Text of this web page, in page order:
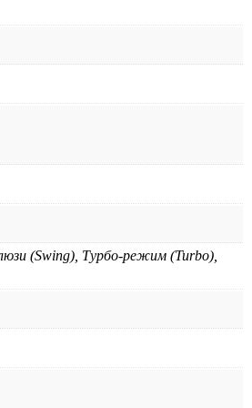
(Swing), Турбо-режим (Turbo),